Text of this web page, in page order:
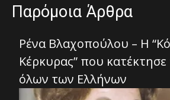
Παρόμοια Άρθρα
Ρένα Βλαχοπούλου – Η
Κέρκυρας” που κατέκτησε
όλων των Ελλήνων